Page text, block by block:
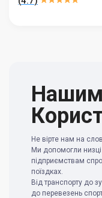
Не вірте нам на
Ми допомогли
підприємствам
поїздках.
Від транспорту до
до перевезень